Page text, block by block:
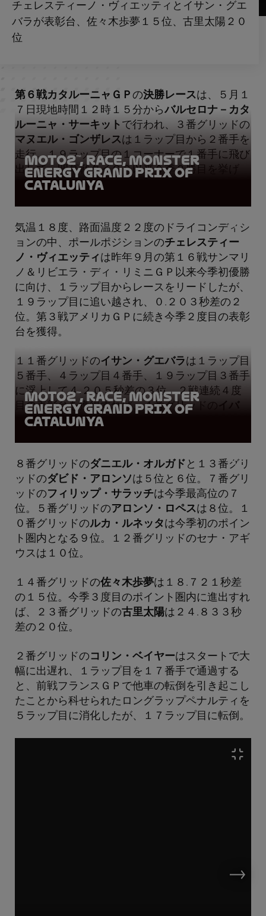
チェレスティーノ・ヴィエッティとイサン・グエ
バラが表彰台、佐々木歩夢１５位、古里太陽２０
位
第６戦カタルーニャＧＰ の決勝レースは、５月１
７日現地時間１２時１５分からバルセロナ－カタ
ルーニャ・サーキット で行われ、３番グリッドの
マヌエル・ゴンザレスは１ラップ目から２番手を
走行。１９ラップ目の１コーナーで１番手に飛び
出して、開幕戦タイＧＰ以来今季２勝目を挙げ
た。
Moto2™, Race, Monster
Energy Grand Prix of
Catalunya
気温１８度、路面温度２２度のドライコンディシ
ョンの中、ポールポジションのチェレスティー
ノ・ヴィエッティ は昨年９月の第１６戦サンマリ
ノ＆リビエラ・ディ・リミニＧＰ以来今季初優勝
に向け、１ラップ目からレースをリードしたが、
１９ラップ目に追い越され、０.２０３秒差の２
位。第３戦アメリカＧＰに続き今季２度目の表彰
台を獲得。
１１番グリッドのイサン・グエバラは１ラップ目
５番手、４ラップ目４番手、１９ラップ目３番手
に浮上して４.２０５秒差の３位。２戦連続４度
目の表彰台を獲得すれば、４番グリッドのイバ
ン・オルトラは４位。
Moto2™, Race, Monster
Energy Grand Prix of
Catalunya
８番グリッドのダニエル・オルガド と１３番グリ
ッドのダビド・アロンソは５位と６位。７番グリ
ッドのフィリップ・サラッチは今季最高位の７
位。５番グリッドのアロンソ・ロペスは８位。１
０番グリッドのルカ・ルネッタは今季初のポイン
ト圏内となる９位。１２番グリッドのセナ・アギ
ウスは１０位。
１４番グリッドの佐々木歩夢は１８.７２１秒差
の１５位。今季３度目のポイント圏内に進出すれ
ば、２３番グリッドの古里太陽は２４.８３３秒
差の２０位。
２番グリッドのコリン・ベイヤーはスタートで大
幅に出遅れ、１ラップ目を１７番手で通過する
と、前戦フランスＧＰで他車の転倒を引き起こし
たことから科せられたロングラップペナルティを
５ラップ目に消化したが、１７ラップ目に転倒。